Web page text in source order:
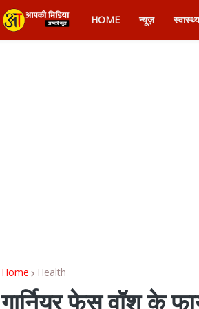
HOME न्यूज़
Home Health
गार्नियर फेस वॉश के